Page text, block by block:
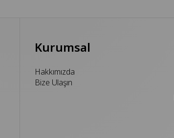
Kurumsal
Hakkımızda
Bize Ulaşın